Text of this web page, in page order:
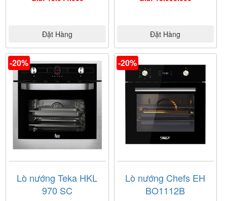
Đặt Hàng Đặt Hàng
-20%
Lò nướng Teka HKL
970 SC
-20%
Lò nướng Chefs EH
BO1112B